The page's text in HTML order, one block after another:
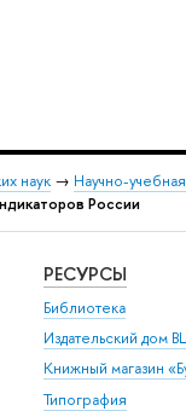
наук → Научно-
России
РЕСУРСЫ
Библиотека
Издательский дом
Книжный магазин
Типография